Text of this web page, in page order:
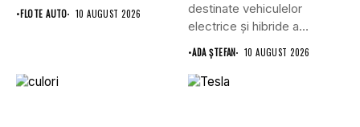
•FLOTE AUTO 10 AUGUST 2026
destinate vehiculelor
electrice și hibride a
înregistrat o...
•ADA ȘTEFAN 10 AUGUST 2026